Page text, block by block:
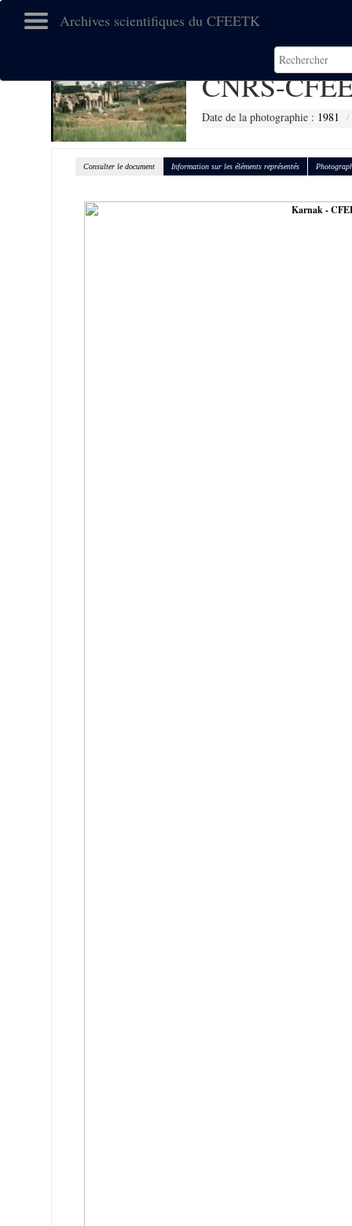
Archives scientifiques du CFEETK
CNRS-
Date de la photographie : 1981
Consulter le document Information sur les éléments représentés